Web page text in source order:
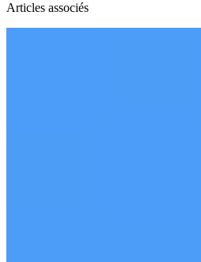
Articles associés